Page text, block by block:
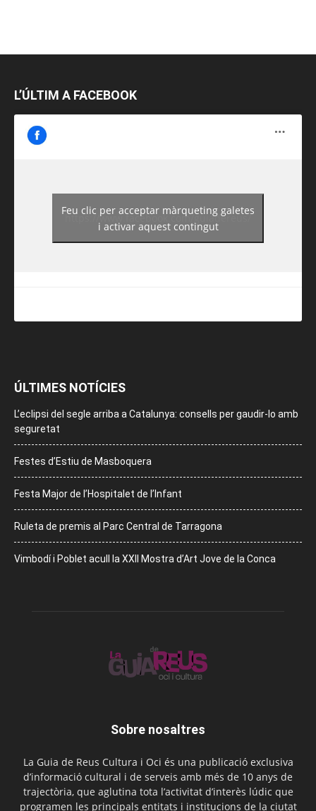
L’ÚLTIM A FACEBOOK
https://www.facebook.com/guiadereus/
Feu clic per acceptar màrqueting galetes
i activar aquest contingut
ÚLTIMES NOTÍCIES
L’eclipsi del segle arriba a Catalunya: consells per gaudir-lo amb
seguretat
Festes d’Estiu de Masboquera
Festa Major de l’Hospitalet de l’Infant
Ruleta de premis al Parc Central de Tarragona
Vimbodí i Poblet acull la XXII Mostra d’Art Jove de la Conca
Sobre nosaltres
La Guia de Reus Cultura i Oci és una publicació exclusiva
d’informació cultural i de serveis amb més de 10 anys de
trajectòria, que aglutina tota l’activitat d’interès lúdic que
programen les principals entitats i institucions de la ciutat